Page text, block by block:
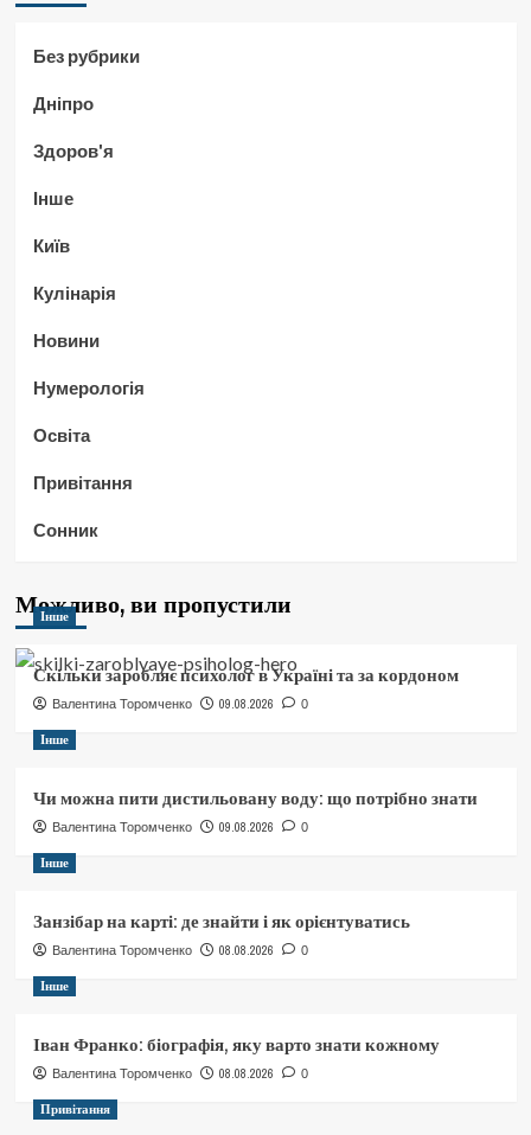
Без рубрики
Дніпро
Здоров'я
Інше
Київ
Кулінарія
Новини
Нумерологія
Освіта
Привітання
Сонник
Можливо, ви пропустили
Інше
Скільки заробляє психолог в Україні та за кордоном
Валентина Торомченко 09.08.2026 0
Інше
Чи можна пити дистильовану воду: що потрібно знати
Валентина Торомченко 09.08.2026 0
Інше
Занзібар на карті: де знайти і як орієнтуватись
Валентина Торомченко 08.08.2026 0
Інше
Іван Франко: біографія, яку варто знати кожному
Валентина Торомченко 08.08.2026 0
Привітання